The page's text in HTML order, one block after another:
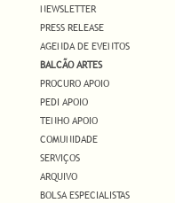
NEWSLETTER
PRESS RELEASE
AGENDA DE EVENTOS
BALCÃO ARTES
PROCURO APOIO
PEDI APOIO
TENHO APOIO
COMUNIDADE
SERVIÇOS
ARQUIVO
BOLSA ESPECIALISTAS